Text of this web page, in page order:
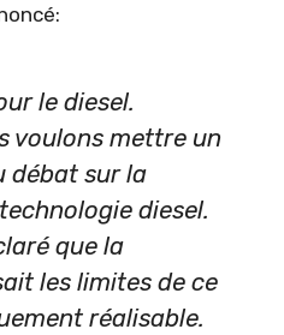
le diesel.
voulons mettre un
débat sur la
diesel.
que la
les limites de ce
réalisable.